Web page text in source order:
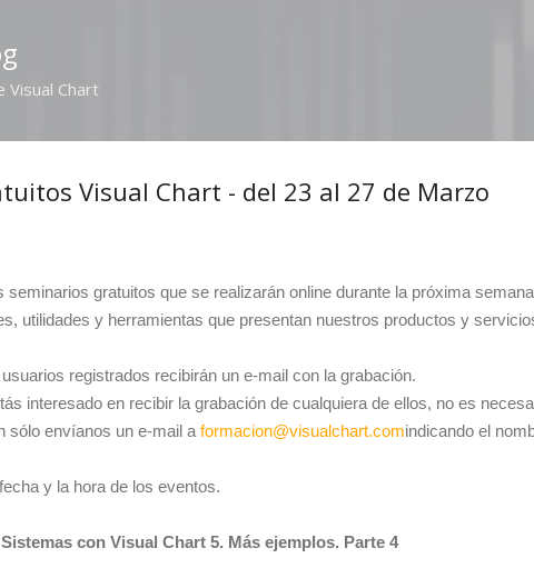
Visual Chart
Visual Chart - del 23 al 27 de Marzo
seminarios gratuitos que se realizarán online durante la próxima
utilidades y herramientas que presentan nuestros productos y
registrados recibirán un e-mail con la grabación.
interesado en recibir la grabación de cualquiera de ellos, no es
sólo envíanos un e-mail a formacion@visualchart.comindicando el
y la hora de los eventos.
con Visual Chart 5. Más ejemplos. Parte 4